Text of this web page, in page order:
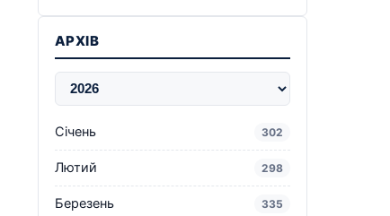
АРХІВ
Січень 302
Лютий 298
Березень 335